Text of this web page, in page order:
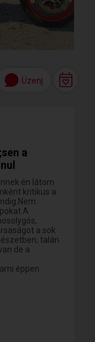
Üzenj
a
én látom
kritikus a
a sok
talán
de a
éppen